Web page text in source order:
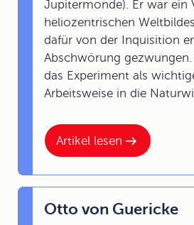
Artikel lesen
Jupitermonde). Er war ein
heliozentrischen
dafür von der Inquisition
Abschwörung gezwungen.
das Experiment als
Arbeitsweise in die
Otto von Guericke